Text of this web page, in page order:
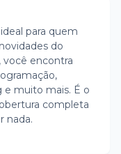
para quem
do
você encontra
muito mais. É o
completa
nada.